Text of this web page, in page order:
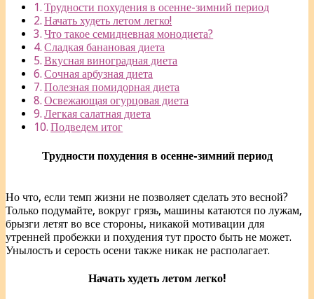
Трудности похудения в осенне-зимний период
Начать худеть летом легко!
Что такое семидневная монодиета?
Сладкая банановая диета
Вкусная виноградная диета
Сочная арбузная диета
Полезная помидорная диета
Освежающая огурцовая диета
Легкая салатная диета
Подведем итог
Трудности похудения в осенне-зимний период
Но что, если темп жизни не позволяет сделать это весной?
Только подумайте, вокруг грязь, машины катаются по лужам,
брызги летят во все стороны, никакой мотивации для
утренней пробежки и похудения тут просто быть не может.
Унылость и серость осени также никак не располагает.
Начать худеть летом легко!